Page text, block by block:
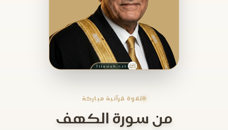
تلاوة قرآنية مباركة
من سورة الكهف